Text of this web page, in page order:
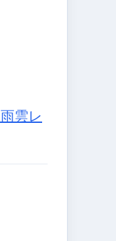
雨雲レ